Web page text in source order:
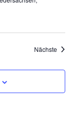
Nächste